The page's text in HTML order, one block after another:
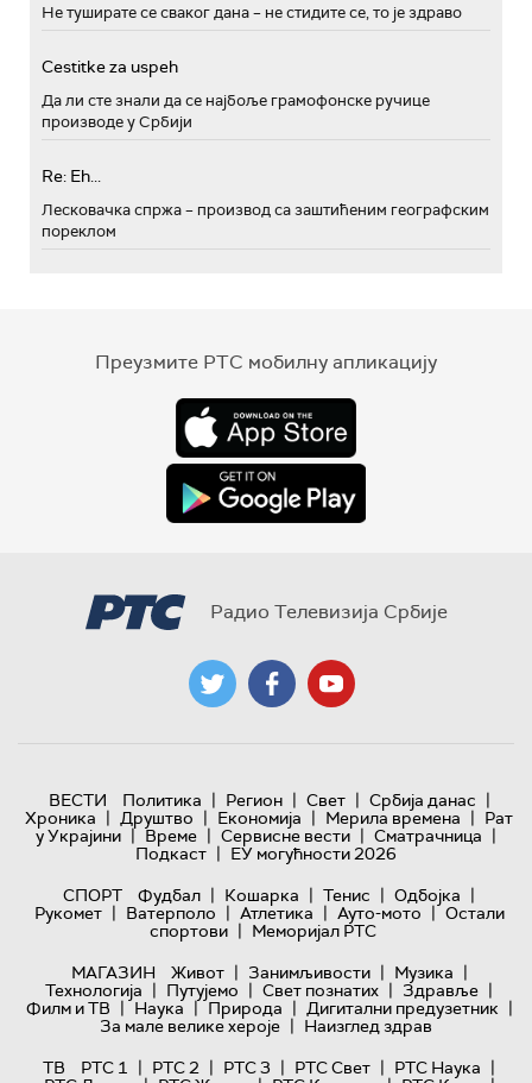
Не туширате се сваког дана – не стидите се, то је здраво
Cestitke za uspeh
Да ли сте знали да се најбоље грамофонске ручице
производе у Србији
Re: Eh...
Лесковачка спржа – производ са заштићеним географским
пореклом
Преузмите РТС мобилну апликацију
Радио Телевизија Србије
ВЕСТИ Политика | Регион | Свет | Србија данас |
Хроника | Друштво | Економија | Мерила времена | Рат
у Украјини | Време | Сервисне вести | Сматрачница |
Подкаст | ЕУ могућности 2026
СПОРТ
Фудбал | Кошарка | Тенис | Одбојка |
Рукомет | Ватерполо | Атлетика | Ауто-мото | Остали
спортови | Меморијал РТС
МАГАЗИН
Живот | Занимљивости | Музика |
Технологијa | Путујемо | Свет познатих | Здравље |
Филм и ТВ | Наука | Природа | Дигитални предузетник |
За мале велике хероје | Наизглед здрав
ТВ
РТС 1 | РТС 2 | РТС 3 | РТС Свет | РТС Наука |